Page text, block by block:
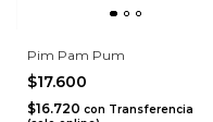
Pim Pam Pum
$17.600
$16.720 con Transferencia